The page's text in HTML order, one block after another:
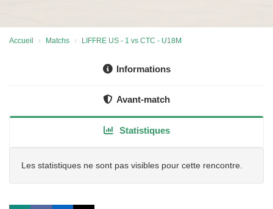
Accueil Matchs LIFFRE US - 1 vs CTC - U18M
Informations
Avant-match
Statistiques
Les statistiques ne sont pas visibles pour cette rencontre.